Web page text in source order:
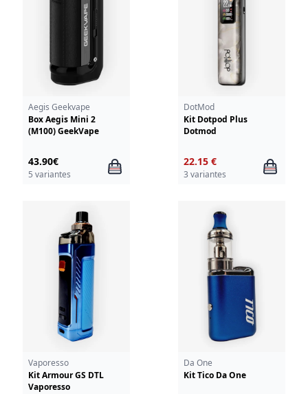
Aegis Geekvape
Box Aegis Mini 2
(M100) GeekVape
43.90€
5 variantes
DotMod
Kit Dotpod Plus
Dotmod
22.15 €
3 variantes
Vaporesso
Kit Armour GS DTL
Vaporesso
Da One
Kit Tico Da One